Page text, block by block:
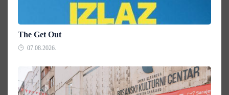
The Get Out
07.08.2026.